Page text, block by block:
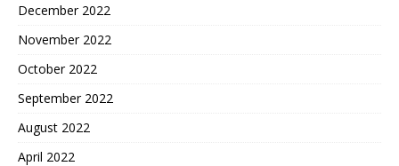
December 2022
November 2022
October 2022
September 2022
August 2022
April 2022